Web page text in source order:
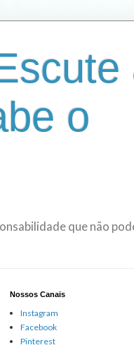
o
que não
Nossos Canais
Instagram
Facebook
Pinterest